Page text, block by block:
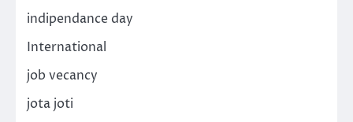
indipendance day
International
job vecancy
jota joti